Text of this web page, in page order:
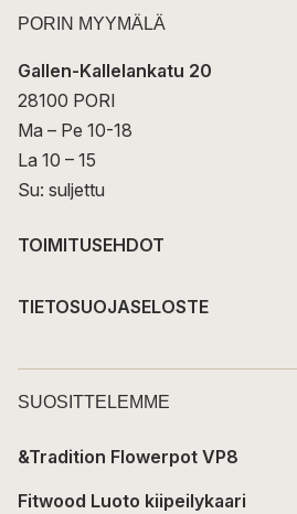
PORIN MYYMÄLÄ
Gallen-Kallelankatu 20
28100 PORI
Ma – Pe 10-18
La 10 – 15
Su: suljettu
TOIMITUSEHDOT
TIETOSUOJASELOSTE
SUOSITTELEMME
&Tradition Flowerpot VP8
Fitwood Luoto kiipeilykaari